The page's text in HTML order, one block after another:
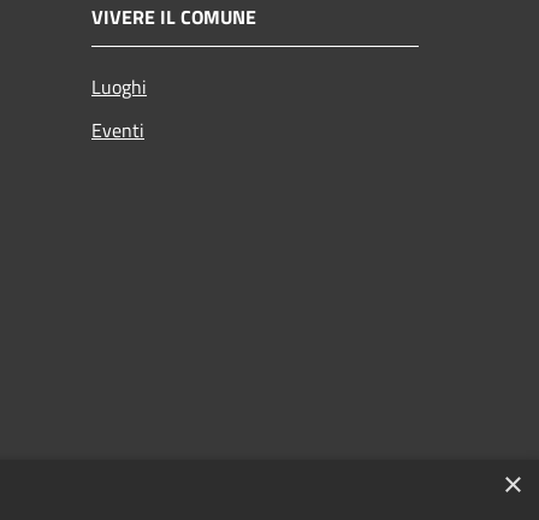
VIVERE IL COMUNE
Luoghi
Eventi
×